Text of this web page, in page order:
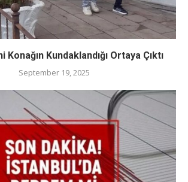
Konağın Kundaklandığı Ortaya Çıktı
September 19, 2025